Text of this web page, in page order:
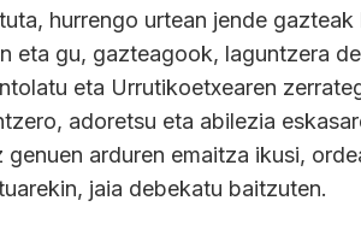
hurrengo urtean jende
eta gu, gazteagook, laguntzera
eta Urrutikoetxearen
adoretsu eta abilezia
genuen arduren emaitza ikusi,
jaia debekatu baitzuten.